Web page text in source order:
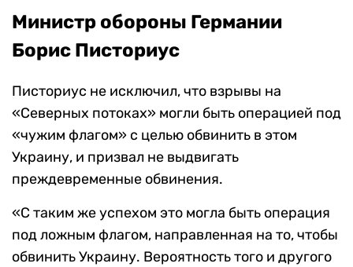
Министр обороны Германии
Борис Писториус
Писториус не исключил, что взрывы на
«Северных потоках» могли быть операцией под
«чужим флагом» с целью обвинить в этом
Украину, и призвал не выдвигать
преждевременные обвинения.
«С таким же успехом это могла быть операция
под ложным флагом, направленная на то, чтобы
обвинить Украину. Вероятность того и другого